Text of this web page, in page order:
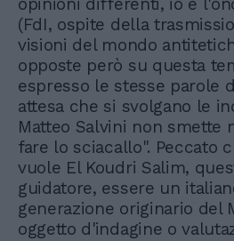
opinioni differenti, io e
(FdI, ospite della
visioni del mondo
opposte però su questa
espresso le stesse parole
attesa che si svolgano le
Matteo Salvini non smette
fare lo sciacallo". Peccato
vuole El Koudri Salim,
guidatore, essere un
generazione originario del
oggetto d'indagine o